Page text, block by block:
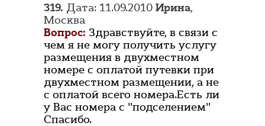
319. Дата: 11.09.2010 Ирина,
Москва
Вопрос: Здравствуйте, в связи с
чем я не могу получить услугу
размещения в двухместном
номере с оплатой путевки при
двухместном размещении, а не
с оплатой всего номера.Есть ли
у Вас номера с "подселением"
Спасибо.